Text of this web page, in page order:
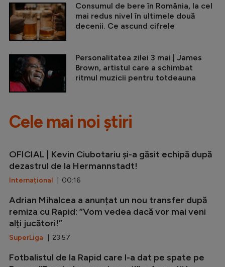
Consumul de bere în România, la cel
mai redus nivel în ultimele două
decenii. Ce ascund cifrele
Personalitatea zilei 3 mai | James
Brown, artistul care a schimbat
ritmul muzicii pentru totdeauna
Cele mai noi știri
OFICIAL | Kevin Ciubotariu și-a găsit echipă după
dezastrul de la Hermannstadt!
Internațional | 00:16
Adrian Mihalcea a anunțat un nou transfer după
remiza cu Rapid: ”Vom vedea dacă vor mai veni
alți jucători!”
SuperLiga | 23:57
Fotbalistul de la Rapid care l-a dat pe spate pe